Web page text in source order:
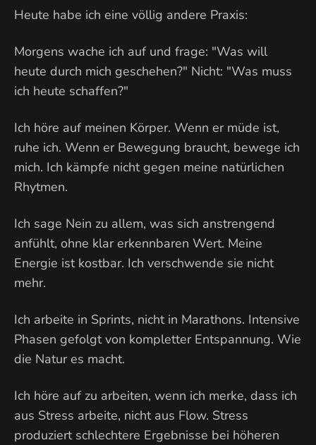
Heute habe ich eine völlig andere Praxis:
Morgens wache ich auf und frage: "Was will
heute durch mich geschehen?" Nicht: "Was muss
ich heute schaffen?"
Ich höre auf meinen Körper. Wenn er müde ist,
ruhe ich. Wenn er Bewegung braucht, bewege ich
mich. Ich kämpfe nicht gegen meine natürlichen
Rhytmen.
Ich sage Nein zu allem, was sich anstrengend
anfühlt, ohne klar erkennbaren Wert. Meine
Energie ist kostbar. Ich verschwende sie nicht
mehr.
Ich arbeite in Sprints, nicht in Marathons. Intensive
Phasen gefolgt von kompletter Entspannung. Wie
die Natur es macht.
Ich höre auf zu arbeiten, wenn ich merke, dass ich
aus Stress arbeite, nicht aus Flow. Stress
produziert schlechtere Ergebnisse bei höheren